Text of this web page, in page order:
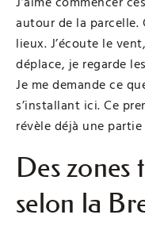
autour de la parcelle.
lieux. J’écoute le
déplace, je regarde
Je me demande ce
s’installant ici. Ce
révèle déjà une
Des zones
selon la